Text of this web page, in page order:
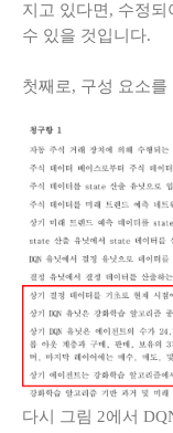
지고 있다면, 수정
수 있을 것입니다.
첫째로, 구성 요소를
다시 그림 2에서